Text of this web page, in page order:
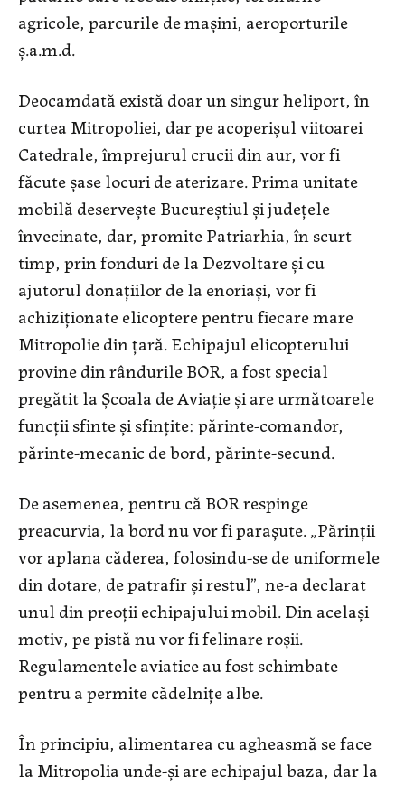
agricole, parcurile de mașini, aeroporturile
ș.a.m.d.
Deocamdată există doar un singur heliport, în
curtea Mitropoliei, dar pe acoperișul viitoarei
Catedrale, împrejurul crucii din aur, vor fi
făcute șase locuri de aterizare. Prima unitate
mobilă deservește Bucureștiul și județele
învecinate, dar, promite Patriarhia, în scurt
timp, prin fonduri de la Dezvoltare și cu
ajutorul donațiilor de la enoriași, vor fi
achiziționate elicoptere pentru fiecare mare
Mitropolie din țară. Echipajul elicopterului
provine din rândurile BOR, a fost special
pregătit la Școala de Aviație și are următoarele
funcții sfinte și sfințite: părinte-comandor,
părinte-mecanic de bord, părinte-secund.
De asemenea, pentru că BOR respinge
preacurvia, la bord nu vor fi parașute. „Părinții
vor aplana căderea, folosindu-se de uniformele
din dotare, de patrafir și restul”, ne-a declarat
unul din preoții echipajului mobil. Din același
motiv, pe pistă nu vor fi felinare roșii.
Regulamentele aviatice au fost schimbate
pentru a permite cădelnițe albe.
În principiu, alimentarea cu agheasmă se face
la Mitropolia unde-și are echipajul baza, dar la